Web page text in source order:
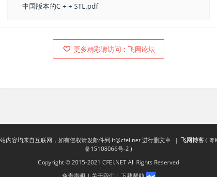
中国版本的C + + STL.pdf
更多精彩请访问：飞网论坛
内容均来自互联网，如有侵权请发邮件到 it@cfei.net进行删文章 | 飞网博客( 粤
备15108066号-2)
Copyright © 2015-2021 CFEI.NET All Rights Reserved